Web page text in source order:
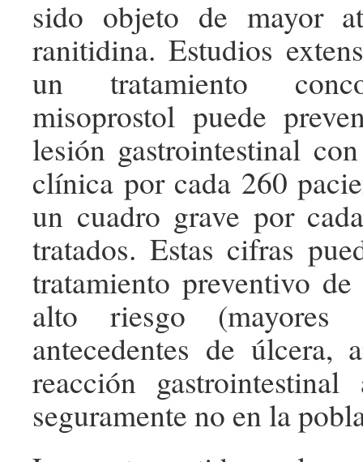
sido objeto de mayor
ranitidina. Estudios
un tratamiento
misoprostol puede
lesión gastrointestinal
clínica por cada 260
un cuadro grave por
tratados. Estas cifras
tratamiento preventivo
alto riesgo
antecedentes de úlcera,
reacción
seguramente no en la